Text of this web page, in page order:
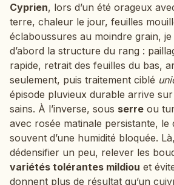
Cyprien, lors d’un été orageux
terre, chaleur le jour, feuilles
éclaboussures au moindre grain,
d’abord la structure du rang :
rapide, retrait des feuilles du bas,
seulement, puis traitement ciblé
épisode pluvieux durable arrive
sains. À l’inverse, sous serre ou
avec rosée matinale persistante, le
souvent d’une humidité bloquée.
dédensifier un peu, relever les
variétés tolérantes mildiou et
donnent plus de résultat qu’un